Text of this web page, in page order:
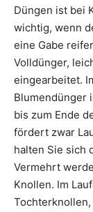
Düngen ist bei
wichtig, wenn
eine Gabe
Volldünger,
eingearbeitet.
Blumendünger
bis zum Ende
fördert zwar
halten Sie sich
Vermehrt
Knollen. Im